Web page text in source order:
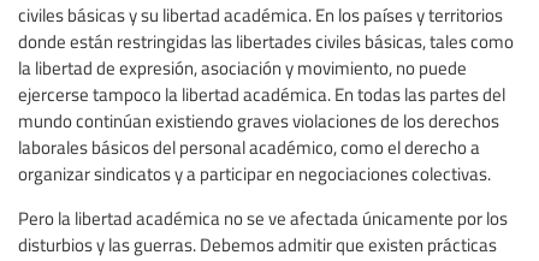
civiles básicas y su libertad académica. En los países y territorios
donde están restringidas las libertades civiles básicas, tales como
la libertad de expresión, asociación y movimiento, no puede
ejercerse tampoco la libertad académica. En todas las partes del
mundo continúan existiendo graves violaciones de los derechos
laborales básicos del personal académico, como el derecho a
organizar sindicatos y a participar en negociaciones colectivas.
Pero la libertad académica no se ve afectada únicamente por los
disturbios y las guerras. Debemos admitir que existen prácticas